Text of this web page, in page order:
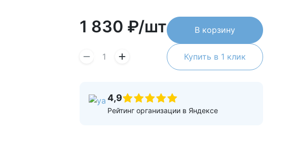
1 830 ₽/шт В корзину
Купить в 1 клик
4,9
Рейтинг организации в Яндексе